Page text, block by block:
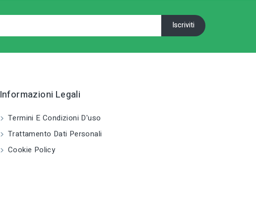
Informazioni Legali
Termini E Condizioni D'uso
Trattamento Dati Personali
Cookie Policy